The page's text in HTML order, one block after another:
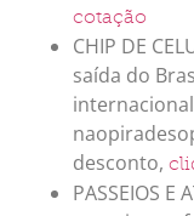
cotação
CHIP DE
saída do
desconto,
PASSEIOS E